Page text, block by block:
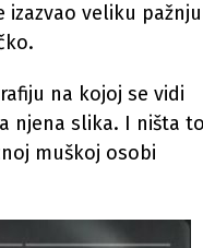
veliku pažnju
na kojoj se vidi
njena slika. I ništa to
muškoj osobi